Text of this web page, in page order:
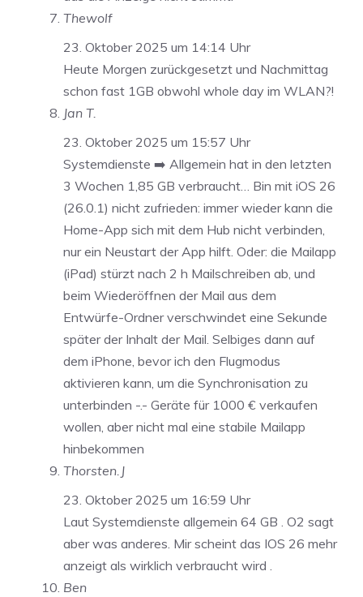
Thewolf
23. Oktober 2025 um 14:14 Uhr
Heute Morgen zurückgesetzt und Nachmittag
schon fast 1GB obwohl whole day im WLAN?!
Jan T.
23. Oktober 2025 um 15:57 Uhr
Systemdienste ➡️ Allgemein hat in den letzten
3 Wochen 1,85 GB verbraucht… Bin mit iOS 26
(26.0.1) nicht zufrieden: immer wieder kann die
Home-App sich mit dem Hub nicht verbinden,
nur ein Neustart der App hilft. Oder: die Mailapp
(iPad) stürzt nach 2 h Mailschreiben ab, und
beim Wiederöffnen der Mail aus dem
Entwürfe-Ordner verschwindet eine Sekunde
später der Inhalt der Mail. Selbiges dann auf
dem iPhone, bevor ich den Flugmodus
aktivieren kann, um die Synchronisation zu
unterbinden -.- Geräte für 1000 € verkaufen
wollen, aber nicht mal eine stabile Mailapp
hinbekommen
Thorsten.J
23. Oktober 2025 um 16:59 Uhr
Laut Systemdienste allgemein 64 GB . O2 sagt
aber was anderes. Mir scheint das IOS 26 mehr
anzeigt als wirklich verbraucht wird .
Ben